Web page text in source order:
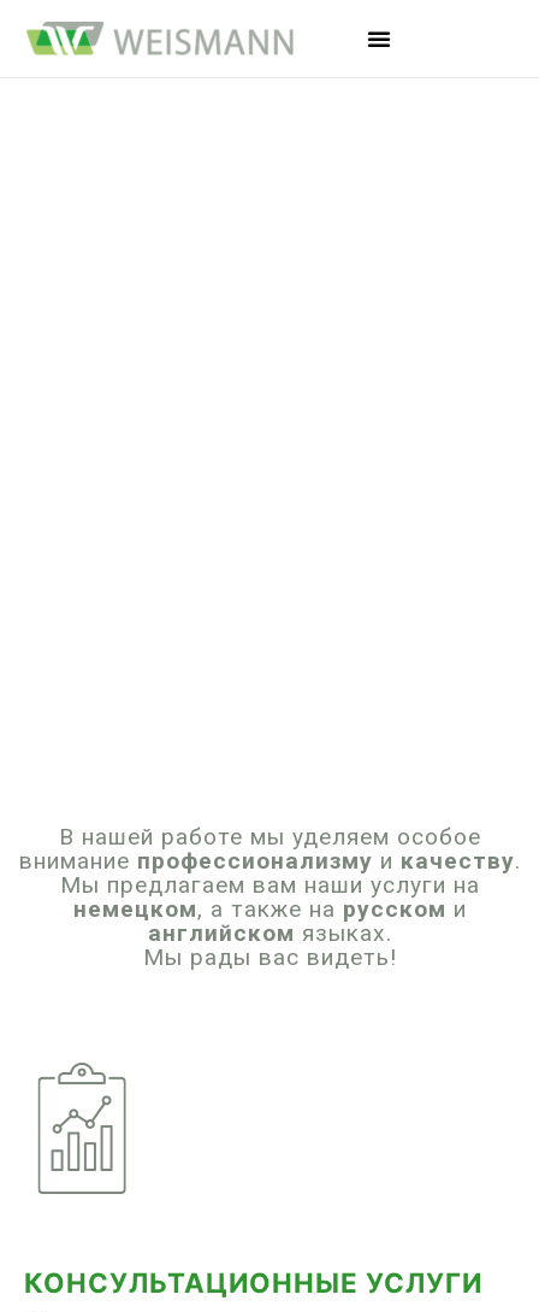
В нашей работе мы уделяем особое
внимание профессионализму и качеству.
Мы предлагаем вам наши услуги на
немецком, а также на русском и
английском языках.
Мы рады вас видеть!
КОНСУЛЬТАЦИОННЫЕ УСЛУГИ